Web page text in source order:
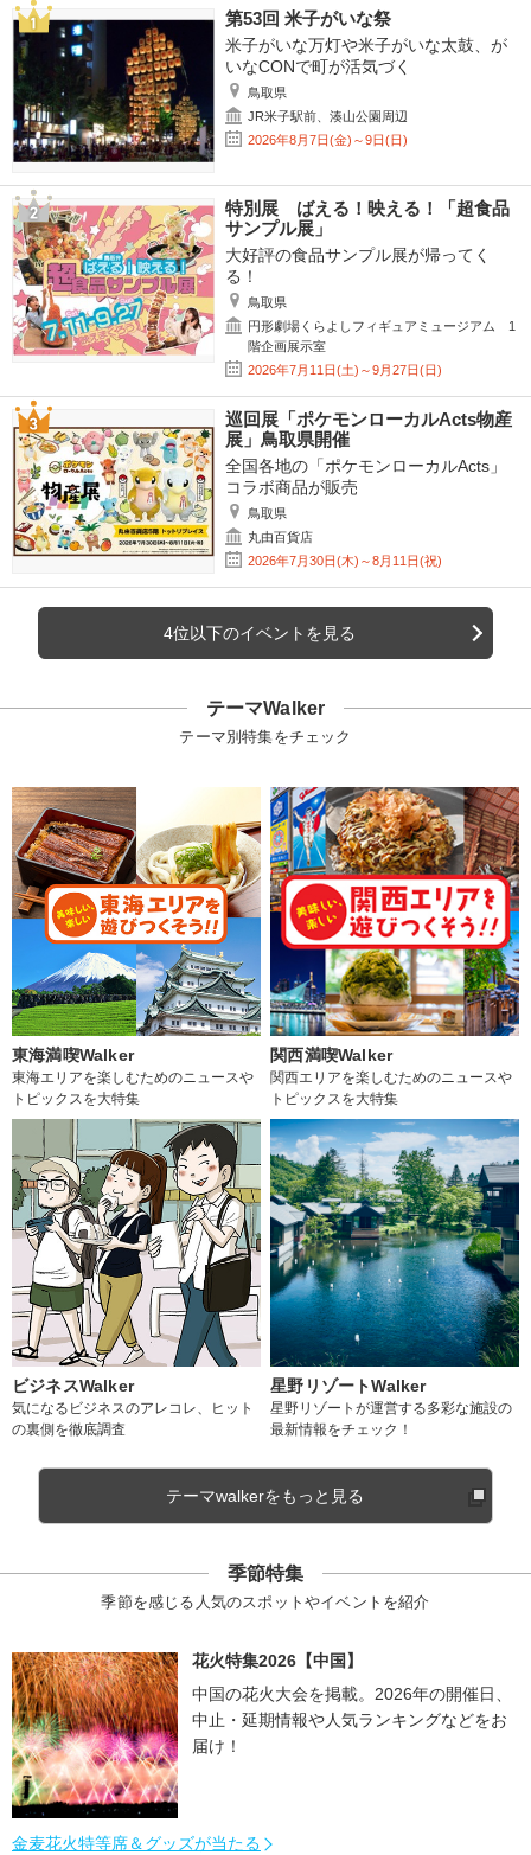
第53回 米子がいな祭
米子がいな万灯や米子がいな太鼓、が
いなCONで町が活気づく
鳥取県
JR米子駅前、湊山公園周辺
2026年8月7日(金)～9日(日)
特別展 ばえる！映える！「超食品
サンプル展」
大好評の食品サンプル展が帰ってく
る！
鳥取県
円形劇場くらよしフィギュアミュージアム 1
階企画展示室
2026年7月11日(土)～9月27日(日)
巡回展「ポケモンローカルActs物産
展」鳥取県開催
全国各地の「ポケモンローカルActs」
コラボ商品が販売
鳥取県
丸由百貨店
2026年7月30日(木)～8月11日(祝)
4位以下のイベントを見る
テーマWalker
テーマ別特集をチェック
東海満喫Walker
東海エリアを楽しむためのニュースや
トピックスを大特集
関西満喫Walker
関西エリアを楽しむためのニュースや
トピックスを大特集
ビジネスWalker
気になるビジネスのアレコレ、ヒット
の裏側を徹底調査
星野リゾートWalker
星野リゾートが運営する多彩な施設の
最新情報をチェック！
テーマwalkerをもっと見る
季節特集
季節を感じる人気のスポットやイベントを紹介
花火特集2026【中国】
中国の花火大会を掲載。2026年の開催日、
中止・延期情報や人気ランキングなどをお
届け！
金麦花火特等席＆グッズが当たる